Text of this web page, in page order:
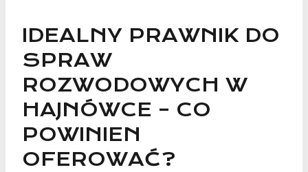
IDEALNY PRAWNIK DO
SPRAW
ROZWODOWYCH W
HAJNÓWCE – CO
POWINIEN
OFEROWAĆ?